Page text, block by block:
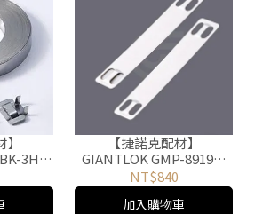
銹鋼扣 50PCS
【捷諾克配材】
GIANTLOK GMP-8919R-
19mm 100入
NT$840
加入購物車